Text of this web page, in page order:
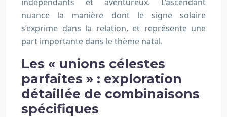
nuance la manière dont le signe solaire
s’exprime dans la relation, et représente une
part importante dans le thème natal.
Les « unions célestes
parfaites » : exploration
détaillée de combinaisons
spécifiques